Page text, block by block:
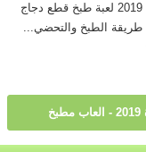
العاب طبخ الدجاج 2019 لعبة طبخ قطع دجاج
طريقة الطبخ والتحضي...